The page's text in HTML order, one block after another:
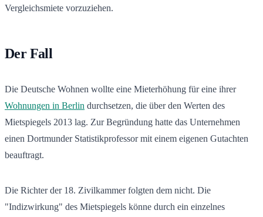
Vergleichsmiete vorzuziehen.
Der Fall
Die Deutsche Wohnen wollte eine Mieterhöhung für eine ihrer
Wohnungen in Berlin durchsetzen, die über den Werten des
Mietspiegels 2013 lag. Zur Begründung hatte das Unternehmen
einen Dortmunder Statistikprofessor mit einem eigenen Gutachten
beauftragt.
Die Richter der 18. Zivilkammer folgten dem nicht. Die
"Indizwirkung" des Mietspiegels könne durch ein einzelnes